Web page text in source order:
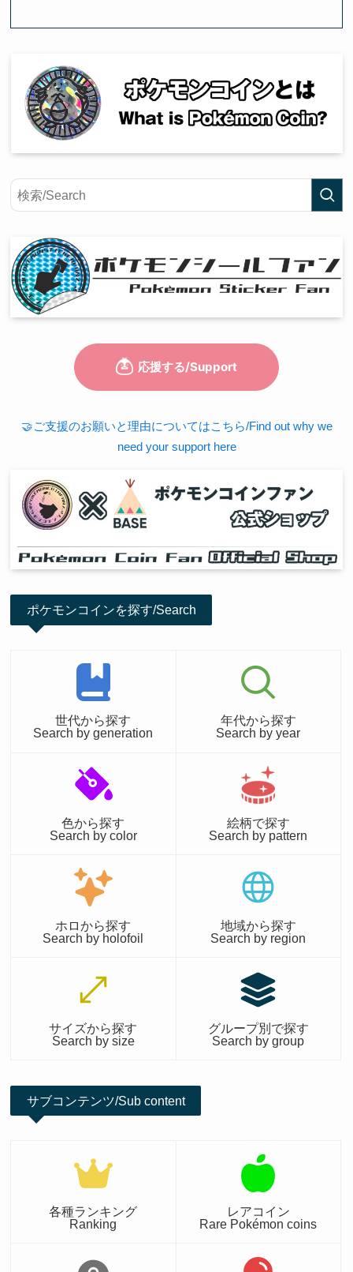
🤝ご支援のお願いと理由についてはこちら/Find out why we
need your support here
ポケモンコインを探す/Search
世代から探す
Search by generation
年代から探す
Search by year
色から探す
Search by color
絵柄で探す
Search by pattern
ホロから探す
Search by holofoil
地域から探す
Search by region
サイズから探す
Search by size
グループ別で探す
Search by group
サブコンテンツ/Sub content
各種ランキング
Ranking
レアコイン
Rare Pokémon coins